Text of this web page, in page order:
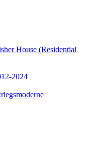
House (Residential
2024